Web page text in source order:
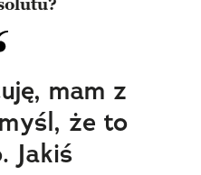
mam z
że to
Jakiś